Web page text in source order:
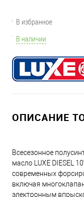
В избранное
В наличии
ОПИСАНИЕ
Всесезонное
масло LUXE DIESEL
современных
включая
электронным